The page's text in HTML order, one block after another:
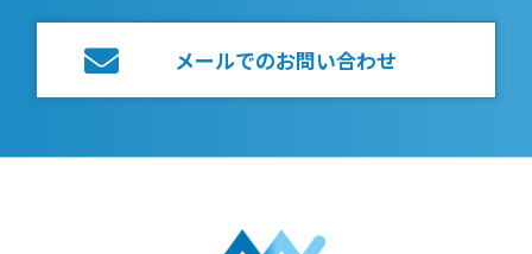
メールでのお問い合わせ